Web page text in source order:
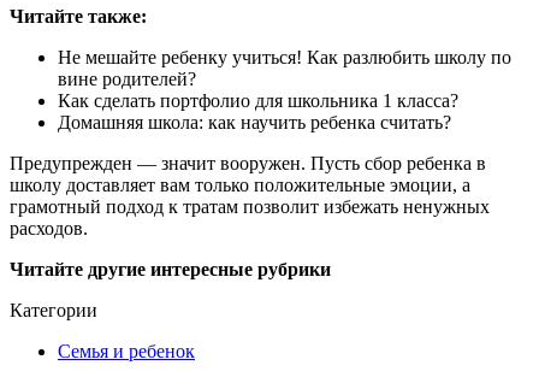
Читайте также:
Не мешайте ребенку учиться! Как разлюбить школу по
вине родителей?
Как сделать портфолио для школьника 1 класса?
Домашняя школа: как научить ребенка считать?
Предупрежден — значит вооружен. Пусть сбор ребенка в
школу доставляет вам только положительные эмоции, а
грамотный подход к тратам позволит избежать ненужных
расходов.
Читайте другие интересные рубрики
Категории
Семья и ребенок